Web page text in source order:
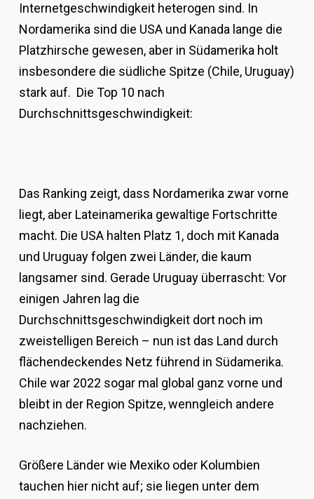
Internetgeschwindigkeit heterogen sind. In
Nordamerika sind die USA und Kanada lange die
Platzhirsche gewesen, aber in Südamerika holt
insbesondere die südliche Spitze (Chile, Uruguay)
stark auf. Die Top 10 nach
Durchschnittsgeschwindigkeit:
Das Ranking zeigt, dass Nordamerika zwar vorne
liegt, aber Lateinamerika gewaltige Fortschritte
macht. Die USA halten Platz 1, doch mit Kanada
und Uruguay folgen zwei Länder, die kaum
langsamer sind. Gerade Uruguay überrascht: Vor
einigen Jahren lag die
Durchschnittsgeschwindigkeit dort noch im
zweistelligen Bereich – nun ist das Land durch
flächendeckendes Netz führend in Südamerika.
Chile war 2022 sogar mal global ganz vorne und
bleibt in der Region Spitze, wenngleich andere
nachziehen.
Größere Länder wie Mexiko oder Kolumbien
tauchen hier nicht auf; sie liegen unter dem